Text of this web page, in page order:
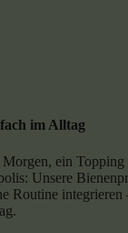
im Alltag
ein Topping
Unsere
Routine integrieren